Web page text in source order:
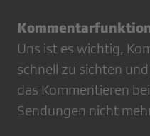
Uns ist es wichtig,
schnell zu sichten
das Kommentieren
Sendungen nicht